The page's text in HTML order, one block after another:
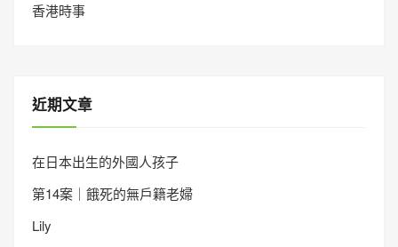
香港時事
近期文章
在日本出生的外國人孩子
第14案｜餓死的無戶籍老婦
Lily